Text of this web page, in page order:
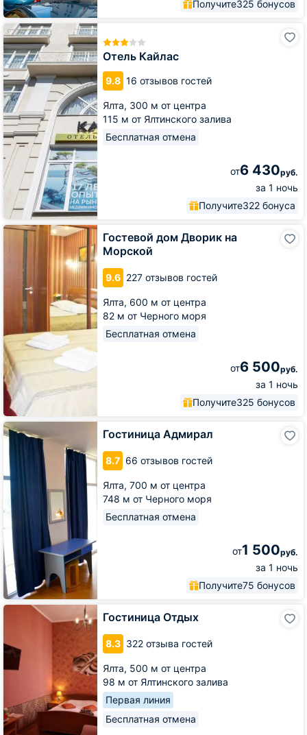
Получите325 бонусов
Отель Кайлас
9.8 16 отзывов гостей
Ялта, 300 м от центра
115 м от Ялтинского залива
Бесплатная отмена
от6 430руб.
за 1 ночь
Получите322 бонуса
Отель
Кайлас
Гостевой дом Дворик на
Морской
9.6 227 отзывов гостей
Ялта, 600 м от центра
82 м от Черного моря
Бесплатная отмена
от6 500руб.
за 1 ночь
Получите325 бонусов
Гостевой
Гостиница Адмирал
8.7 66 отзывов гостей
Ялта, 700 м от центра
748 м от Черного моря
Бесплатная отмена
от1 500руб.
за 1 ночь
Получите75 бонусов
Гостиница
Адмирал
Гостиница Отдых
8.3 322 отзыва гостей
Ялта, 500 м от центра
98 м от Ялтинского залива
Первая линия
Бесплатная отмена
Гостиница